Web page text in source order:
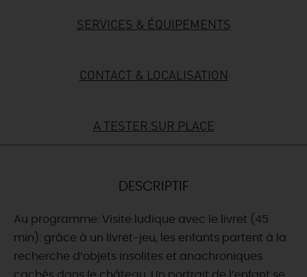
DEMAIN
CE WEEK-END
CETTE SEMAINE
TOUT L'AGENDA
SERVICES & ÉQUIPEMENTS
CONTACT & LOCALISATION
A TESTER SUR PLACE
DESCRIPTIF
Au programme: Visite ludique avec le livret (45
min): grâce à un livret-jeu, les enfants partent à la
recherche d’objets insolites et anachroniques